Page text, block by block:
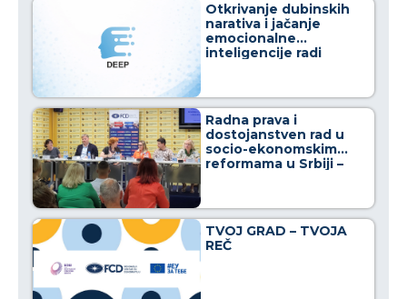
Otkrivanje dubinskih
narativa i jačanje
emocionalne
inteligencije radi
dezinformacija
Radna prava i
dostojanstven rad u
socio-ekonomskim
reformama u Srbiji –
TVOJ GRAD – TVOJA
REČ